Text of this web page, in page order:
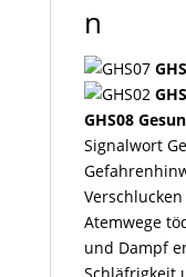
n
GHS08
Signalwort
Atemwege
und Dampf